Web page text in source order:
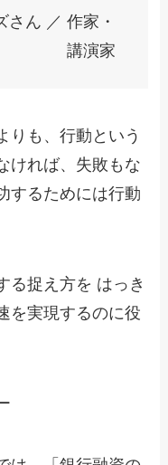
さん ／ 作家・
講演家
りも、行動という
ければ、失敗もな
するためには行動
る捉え方を はっき
を実現するのに役